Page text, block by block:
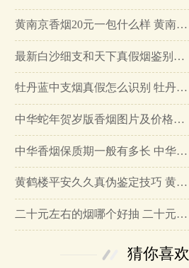
黄南京香烟20元一包什么样 黄南京香烟真假鉴别…
最新白沙细支和天下真假烟鉴别指南…
牡丹蓝中支烟真假怎么识别 牡丹蓝中支烟真假鉴别带图…
中华蛇年贺岁版香烟图片及价格大全…
中华香烟保质期一般有多长 中华香烟保质期在哪里看的…
黄鹤楼平安久久真伪鉴定技巧 黄鹤楼平安久久二维码在哪里…
二十元左右的烟哪个好抽 二十元左右的香烟排行榜最新款…
猜你喜欢